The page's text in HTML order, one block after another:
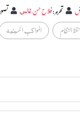
تحرير:فلاح حسن غالي
النظام المواكب الحسينية